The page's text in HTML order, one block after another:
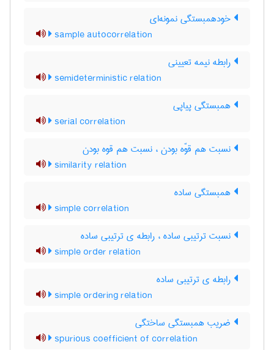
خودهمبستگی نمونه‌ای
sample autocorrelation
رابطه نیمه تعیینی
semideterministic relation
همبستگی پیاپی
serial correlation
نسبت هم قوّه بودن ، نسبت هم قوه بودن
similarity relation
همبستگی ساده
simple correlation
نسبت ترتیبی ساده ، رابطه ی ترتیبی ساده
simple order relation
رابطه ی ترتیبی ساده
simple ordering relation
ضریب همبستگی ساختگی
spurious coefficient of correlation